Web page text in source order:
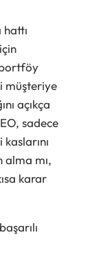
müşteriye
açıkça
sadece
alma mı,
karar